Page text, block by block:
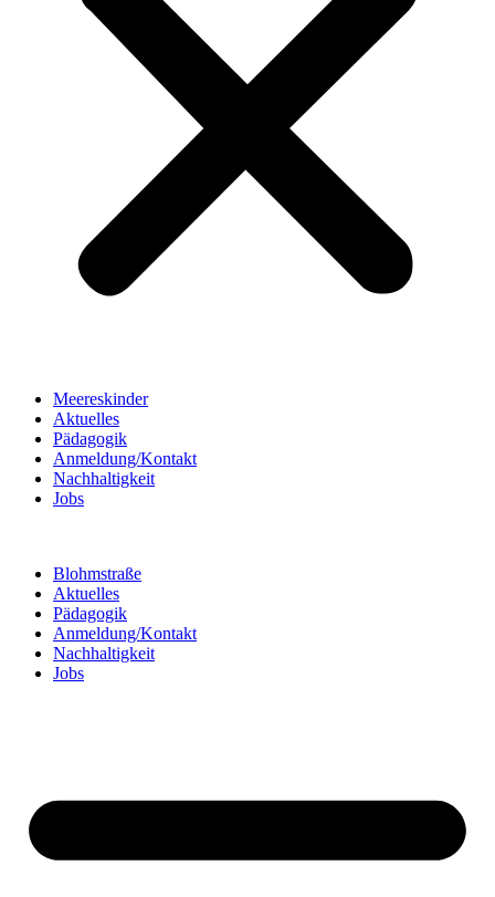
Meereskinder
Aktuelles
Pädagogik
Anmeldung/Kontakt
Nachhaltigkeit
Jobs
Blohmstraße
Aktuelles
Pädagogik
Anmeldung/Kontakt
Nachhaltigkeit
Jobs